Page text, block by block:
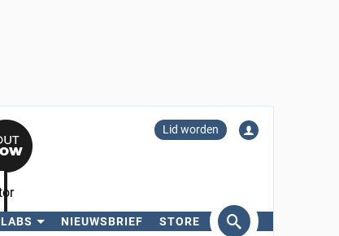
Lid worden
LABS NIEUWSBRIEF STORE